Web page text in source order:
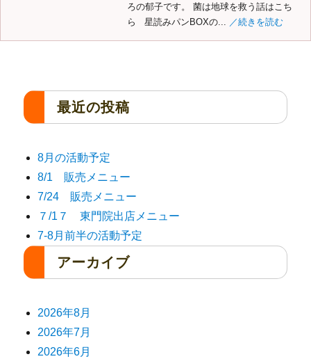
ろの郁子です。 菌は地球を救う話はこち
ら 星読みパンBOXの...
／続きを読む
最近の投稿
8月の活動予定
8/1 販売メニュー
7/24 販売メニュー
７/1７ 東門院出店メニュー
7-8月前半の活動予定
アーカイブ
2026年8月
2026年7月
2026年6月